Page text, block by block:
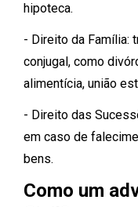
hipoteca.
- Direito da Família:
conjugal, como
alimentícia, união
- Direito das
em caso de
bens.
Como um